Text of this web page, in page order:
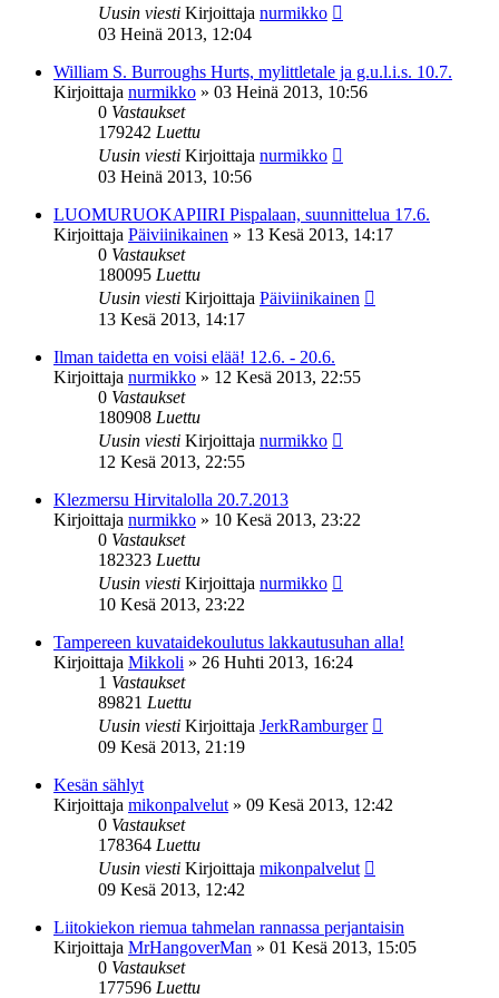
Uusin viesti Kirjoittaja nurmikko
03 Heinä 2013, 12:04
William S. Burroughs Hurts, mylittletale ja g.u.l.i.s. 10.7.
Kirjoittaja nurmikko » 03 Heinä 2013, 10:56
0 Vastaukset
179242 Luettu
Uusin viesti Kirjoittaja nurmikko
03 Heinä 2013, 10:56
LUOMURUOKAPIIRI Pispalaan, suunnittelua 17.6.
Kirjoittaja Päiviinikainen » 13 Kesä 2013, 14:17
0 Vastaukset
180095 Luettu
Uusin viesti Kirjoittaja Päiviinikainen
13 Kesä 2013, 14:17
Ilman taidetta en voisi elää! 12.6. - 20.6.
Kirjoittaja nurmikko » 12 Kesä 2013, 22:55
0 Vastaukset
180908 Luettu
Uusin viesti Kirjoittaja nurmikko
12 Kesä 2013, 22:55
Klezmersu Hirvitalolla 20.7.2013
Kirjoittaja nurmikko » 10 Kesä 2013, 23:22
0 Vastaukset
182323 Luettu
Uusin viesti Kirjoittaja nurmikko
10 Kesä 2013, 23:22
Tampereen kuvataidekoulutus lakkautusuhan alla!
Kirjoittaja Mikkoli » 26 Huhti 2013, 16:24
1 Vastaukset
89821 Luettu
Uusin viesti Kirjoittaja JerkRamburger
09 Kesä 2013, 21:19
Kesän sählyt
Kirjoittaja mikonpalvelut » 09 Kesä 2013, 12:42
0 Vastaukset
178364 Luettu
Uusin viesti Kirjoittaja mikonpalvelut
09 Kesä 2013, 12:42
Liitokiekon riemua tahmelan rannassa perjantaisin
Kirjoittaja MrHangoverMan » 01 Kesä 2013, 15:05
0 Vastaukset
177596 Luettu